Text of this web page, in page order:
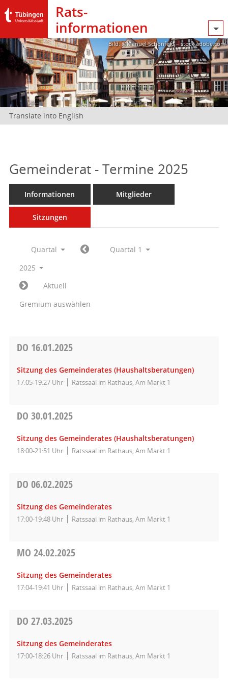
Rats­
informationen
Bild: @Manuel Schönfeld – stock.adobe.com
Translate into English
Gemeinderat - Termine 2025
Informationen Mitglieder
Sitzungen
Quartal
Quartal 1
2025
Aktuell
Gremium auswählen
DO 16.01.2025
Sitzung des Gemeinderates (Haushaltsberatungen)
17:05-19:27 Uhr Ratssaal im Rathaus, Am Markt 1
DO 30.01.2025
Sitzung des Gemeinderates (Haushaltsberatungen)
18:00-21:51 Uhr Ratssaal im Rathaus, Am Markt 1
DO 06.02.2025
Sitzung des Gemeinderates
17:00-19:48 Uhr Ratssaal im Rathaus, Am Markt 1
MO 24.02.2025
Sitzung des Gemeinderates
17:04-19:41 Uhr Ratssaal im Rathaus, Am Markt 1
DO 27.03.2025
Sitzung des Gemeinderates
17:00-18:26 Uhr Ratssaal im Rathaus, Am Markt 1